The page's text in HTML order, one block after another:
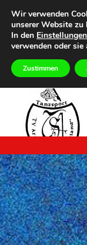
Inhalt
springen
Eilmeldungen
5. Summer Dance
TanzSportAbteilung
TV Arnsberg
Wir verwenden
unserer Website zu
In den Einstellungen
verwenden oder sie
Zustimmen